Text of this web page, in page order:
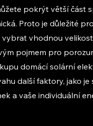
pokrýt větší část
Proto je důležité
vybrat vhodnou
pojmem pro
domácí solární
další faktory, jako
a vaše individuální